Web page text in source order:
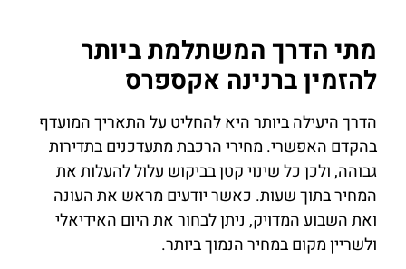
מתי הדרך המשתלמת ביותר
להזמין ברנינה אקספרס
הדרך היעילה ביותר היא להחליט על התאריך המועדף
בהקדם האפשרי. מחירי הרכבת מתעדכנים בתדירות
גבוהה, ולכן כל שינוי קטן בביקוש עלול להעלות את
המחיר בתוך שעות. כאשר יודעים מראש את העונה
ואת השבוע המדויק, ניתן לבחור את היום האידיאלי
ולשריין מקום במחיר הנמוך ביותר.